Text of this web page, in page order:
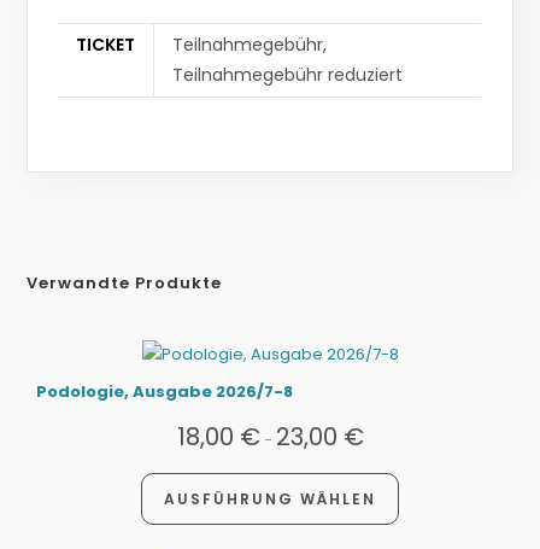
TICKET
Teilnahmegebühr,
Teilnahmegebühr reduziert
Verwandte Produkte
Podologie, Ausgabe 2026/7-8
18,00 €- 23,00 €
AUSFÜHRUNG WÄHLEN